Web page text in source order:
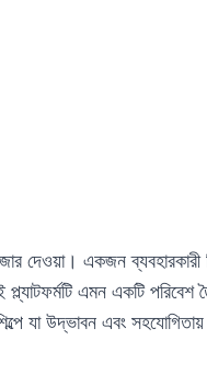
একজন ব্যবহারকারী
এমন একটি পরিবেশ
যা উদ্ভাবন এবং